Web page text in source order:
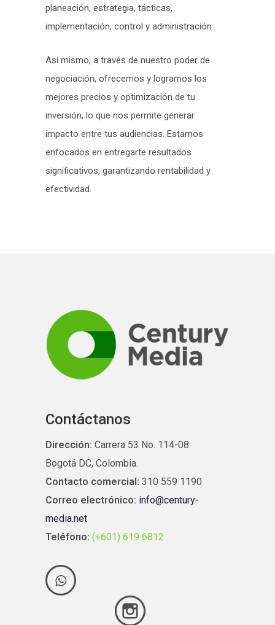
planeación, estrategia, tácticas,
implementación, control y administración.
Así mismo, a través de nuestro poder de
negociación, ofrecemos y logramos los
mejores precios y optimización de tu
inversión, lo que nos permite generar
impacto entre tus audiencias. Estamos
enfocados en entregarte resultados
significativos, garantizando rentabilidad y
efectividad.
Contáctanos
Dirección: Carrera 53 No. 114-08
Bogotá DC, Colombia.
Contacto comercial: 310 559 1190
Correo electrónico: info@century-
media.net
Teléfono: (+601) 619 6812